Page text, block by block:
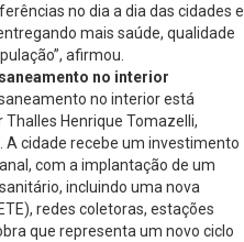
no dia a dia das cidades e
mais saúde, qualidade
afirmou.
no interior
no interior está
Henrique Tomazelli,
cidade recebe um investimento
com a implantação de um
incluindo uma nova
redes coletoras, estações
que representa um novo ciclo